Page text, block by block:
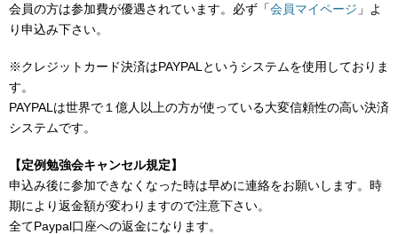
会員の方は参加費が優遇されています。必ず「会員マイページ 」よ
り申込み下さい。
※クレジットカード決済はPAYPALというシステムを使用しておりま
す。
PAYPALは世界で１億人以上の方が使っている大変信頼性の高い決済
システムです。
【定例勉強会キャンセル規定】
申込み後に参加できなくなった時は早めに連絡をお願いします。時
期により返金額が変わりますので注意下さい。
全てPaypal口座への返金になります。